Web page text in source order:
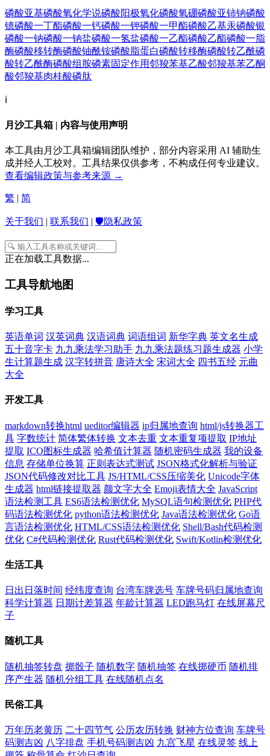
磷酸亚基磷酸氧化学说磷酸阳极氧化磷酸氧硼磷酸亚铈钠磷酸
镱磷酸一丁酯磷酸一钙磷酸一钾磷酸一甲酯磷酸乙基汞磷酸银
磷酸一钠磷酸一钠盐磷酸一氢盐磷酸一乙酯磷酸乙酯磷酸一脂
酶磷酸移转酶磷酸铀酰铵磷酸脂蛋白磷酸转移酶磷酸转乙酰磷
酸转乙酰酶磷酸组胺磷素固定作用邻羧苯基乙酸邻羧基苯乙酮
酸邻羧基肉桂酸磷肽
ℹ️
月沙工具箱 | 内容与使用声明
本工具由月沙工具箱编辑团队维护，部分内容采用 AI 辅助生
成并经人工校对。工具结果仅供参考，不构成任何专业建议。
查看编辑政策与参考来源 →
繁 | 简
关于我们 | 联系我们 | 🛡️隐私政策
正在加载工具数据...
工具导航地图
学习工具
英语单词 汉英词典 汉语词典 词语组词 新华字典 英文名生成
五十音字卡 九九乘法学习助手 九九乘法题练习题生成器 小学
生计算题生成 汉字转拼音 唐诗大全 宋词大全 四书五经 元曲
大全
开发工具
markdown转换html ueditor编辑器 ip归属地查询 html/js转换器工
具 字数统计 简体繁体转换 文本去重 文本重复项提取 IP地址
提取 ICO图标生成器 哈希值计算器 随机密码生成器 我的设备
信息 存储单位换算 正则表达式测试 JSON格式化解析与验证
JSON代码修改对比工具 JS/HTML/CSS压缩美化 Unicode字体
生成器 html链接提取器 颜文字大全 Emoji表情大全 JavaScript
语法检测工具 ES6语法检测优化 MySQL语句检测优化 PHP代
码语法检测优化 python语法检测优化 Java语法检测优化 Go语
言语法检测优化 HTML/CSS语法检测优化 Shell/Bash代码检测
优化 C#代码检测优化 Rust代码检测优化 Swift/Kotlin检测优化
生活工具
日出日落时间 经纬度查询 台湾车牌选号 车牌号码归属地查询
科学计算器 日期计差算器 年龄计算器 LED跑马灯 在线屏幕尺
子
随机工具
随机抽签转盘 掷骰子 随机数字 随机抽签 在线掷硬币 随机排
序产生器 随机分组工具 在线随机点名
民俗工具
万年历老黄历 二十四节气 公历农历转换 财神方位查询 车牌号
码测吉凶 八字排盘 手机号码测吉凶 九宫飞星 在线灵签 线上